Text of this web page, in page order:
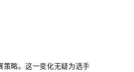
略。这一变化无疑为选手